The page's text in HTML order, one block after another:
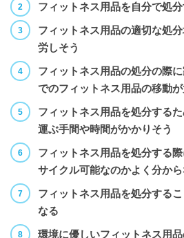
フィットネス用品を自分で処
フィットネス用品の適切な処
労しそう
フィットネス用品の処分の際
でのフィットネス用品の移動が
フィットネス用品を処分する
運ぶ手間や時間がかかりそう
フィットネス用品を処分する
サイクル可能なのかよく分か
フィットネス用品を処分する
なる
環境に優しいフィットネス用品